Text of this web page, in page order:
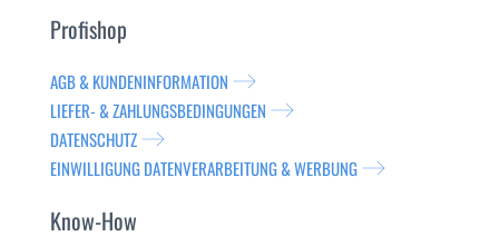
Profishop
AGB & KUNDENINFORMATION
LIEFER- & ZAHLUNGSBEDINGUNGEN
DATENSCHUTZ
EINWILLIGUNG DATENVERARBEITUNG & WERBUNG
Know-How